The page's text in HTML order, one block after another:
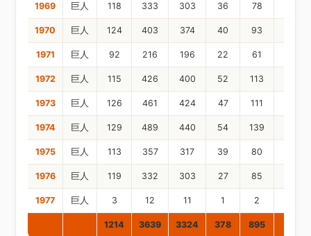
1969 巨人 118 333 303 36 78
1970 巨人 124 403 374 40 93
1971 巨人 92 216 196 22 61
1972 巨人 115 426 400 52 113
1973 巨人 126 461 424 47 111
1974 巨人 129 489 440 54 139
1975 巨人 113 357 317 39 80
1976 巨人 119 332 303 27 85
1977 巨人 3 12 11 1 2
1214 3639 3324 378 895